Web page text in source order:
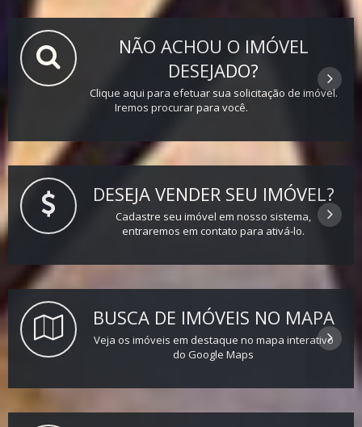
NÃO ACHOU O IMÓVEL
DESEJADO?
Clique aqui para efetuar sua solicitação de imóvel.
Iremos procurar para você.
DESEJA VENDER SEU IMÓVEL?
Cadastre seu imóvel em nosso sistema,
entraremos em contato para ativá-lo.
BUSCA DE IMÓVEIS NO MAPA
Veja os imóveis em destaque no mapa interativo
do Google Maps